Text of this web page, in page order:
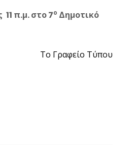
11 π.μ. στο 7ο Δημοτικό
Το Γραφείο Τύπου